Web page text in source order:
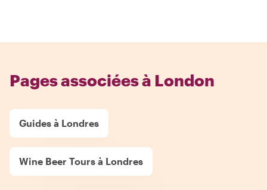
Pages associées à London
Guides à Londres
Wine Beer Tours à Londres